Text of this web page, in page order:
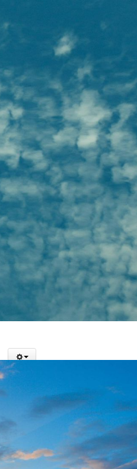
passo
qualcosa è
fissi i tuoi
che vuoi
capriccio
ciascuna
REALI
nel
ti trovi?
i nostri
COME
di un
definire il
di
dopo
olistici
che
profonda
Il LIBRO
Nuvola di Tag
Saper scegliere
Fedeltà
Successo
Maslow
Vitalità
Processo di
Processo di sviluppo
Contatto
Vita